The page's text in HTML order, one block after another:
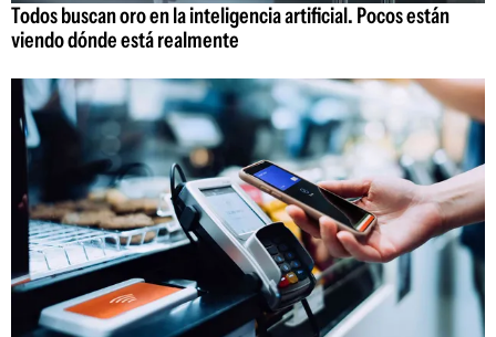
Todos buscan oro en la inteligencia artificial. Pocos están
viendo dónde está realmente